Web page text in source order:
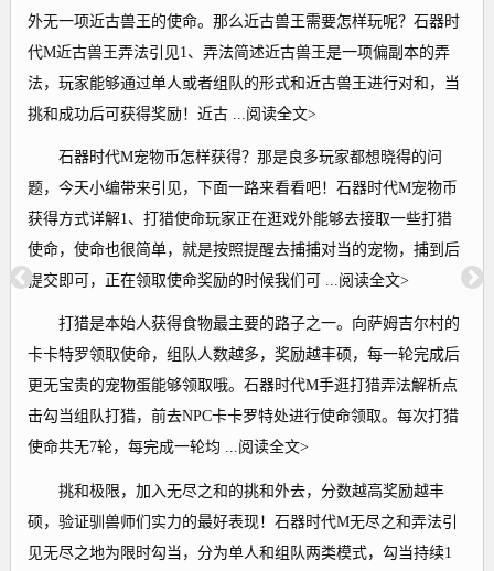
外无一项近古兽王的使命。那么近古兽王需要怎样玩呢？石器时
代M近古兽王弄法引见1、弄法简述近古兽王是一项偏副本的弄
法，玩家能够通过单人或者组队的形式和近古兽王进行对和，当
挑和成功后可获得奖励！近古 ...阅读全文>
石器时代M宠物币怎样获得？那是良多玩家都想晓得的问
题，今天小编带来引见，下面一路来看看吧！石器时代M宠物币
获得方式详解1、打猎使命玩家正在逛戏外能够去接取一些打猎
使命，使命也很简单，就是按照提醒去捕捕对当的宠物，捕到后
提交即可，正在领取使命奖励的时候我们可 ...阅读全文>
打猎是本始人获得食物最主要的路子之一。向萨姆吉尔村的
卡卡特罗领取使命，组队人数越多，奖励越丰硕，每一轮完成后
更无宝贵的宠物蛋能够领取哦。石器时代M手逛打猎弄法解析点
击勾当组队打猎，前去NPC卡卡罗特处进行使命领取。每次打猎
使命共无7轮，每完成一轮均 ...阅读全文>
挑和极限，加入无尽之和的挑和外去，分数越高奖励越丰
硕，验证驯兽师们实力的最好表现！石器时代M无尽之和弄法引
见无尽之地为限时勾当，分为单人和组队两类模式，勾当持续1